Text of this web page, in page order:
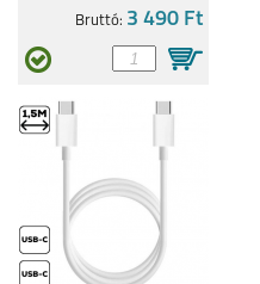
Bruttó: 3 490 Ft